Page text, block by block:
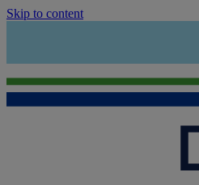
Skip to content